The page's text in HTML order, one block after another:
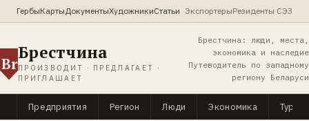
ГербыКартыДокументыХудожникиСтатьи ЭкспортерыРезиденты СЭЗ
Br
Брестчина
ПРОИЗВОДИТ · ПРЕДЛАГАЕТ ·
ПРИГЛАШАЕТ
Брестчина: люди, места,
экономика и наследие
Путеводитель по западному
региону Беларуси
Предприятия Регион Люди Экономика